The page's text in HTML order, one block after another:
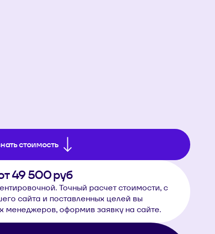
49 500руб
Точный расчет стоимости, с
сайта и поставленных целей вы
менеджеров, оформив заявку на сайте.
стоимость